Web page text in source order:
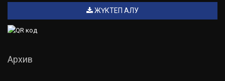
ЖҮКТЕП АЛУ
Архив